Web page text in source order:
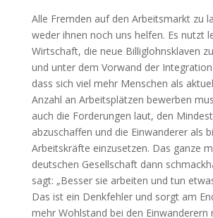
Alle Fremden auf den Arbeitsmarkt zu
weder ihnen noch uns helfen. Es nutzt
Wirtschaft, die neue Billiglohnsklaven
und unter dem Vorwand der
dass sich viel mehr Menschen als
Anzahl an Arbeitsplätzen bewerben
auch die Forderungen laut, den
abzuschaffen und die Einwanderer als
Arbeitskräfte einzusetzen. Das ganze
deutschen Gesellschaft dann
sagt: „Besser sie arbeiten und tun
Das ist ein Denkfehler und sorgt am
mehr Wohlstand bei den Einwanderern